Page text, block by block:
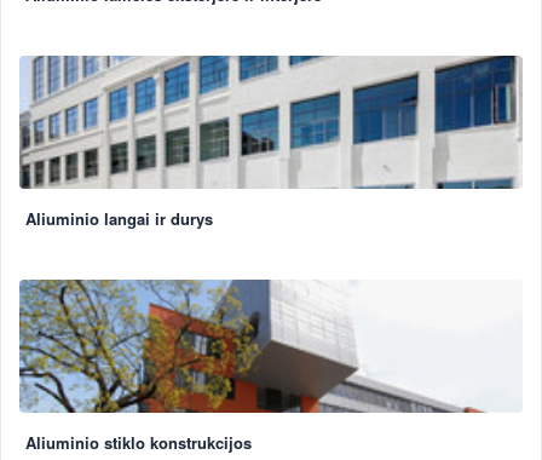
Aliuminio langai ir durys
Aliuminio stiklo konstrukcijos